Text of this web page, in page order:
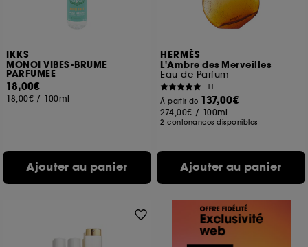
IKKS
MONOI VIBES-BRUME
PARFUMEE
18,00€
18,00€ / 100ml
Ajouter au panier
HERMÈS
L'Ambre des Merveilles
Eau de Parfum
11
À partir de 137,00€
274,00€ / 100ml
2 contenances disponibles
Ajouter au panier